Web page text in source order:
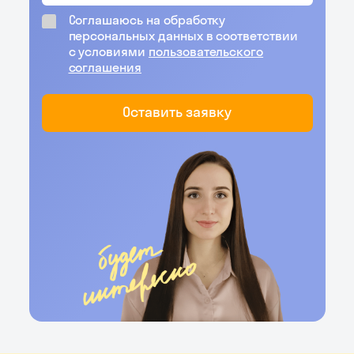
Соглашаюсь на обработку
персональных данных в соответствии
с условиями пользовательского
соглашения
Оставить заявку